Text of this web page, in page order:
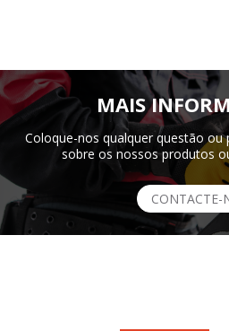
MAIS
Coloque-nos qualquer questão ou
sobre os nossos produtos
CONTACTE-